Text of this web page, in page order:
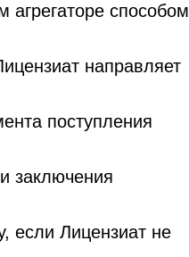
способом
направляет
поступления
заключения
если Лицензиат не